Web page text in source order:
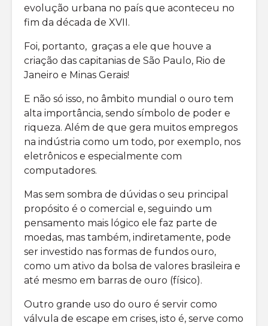
evolução urbana no país que aconteceu no
fim da década de XVII.
Foi, portanto, graças a ele que houve a
criação das capitanias de São Paulo, Rio de
Janeiro e Minas Gerais!
E não só isso, no âmbito mundial o ouro tem
alta importância, sendo símbolo de poder e
riqueza. Além de que gera muitos empregos
na indústria como um todo, por exemplo, nos
eletrônicos e especialmente com
computadores.
Mas sem sombra de dúvidas o seu principal
propósito é o comercial e, seguindo um
pensamento mais lógico ele faz parte de
moedas, mas também, indiretamente, pode
ser investido nas formas de fundos ouro,
como um ativo da bolsa de valores brasileira e
até mesmo em barras de ouro (físico).
Outro grande uso do ouro é servir como
válvula de escape em crises, isto é, serve como
o que é
Volatilidade
Implícita para o
mercado de
Opções?
Qual a melhor
corretora de
investimentos?
qual é o risco do
mercado de
opções?
opções
precisa
Como